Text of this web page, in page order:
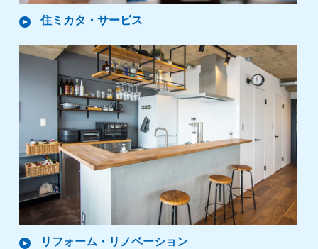
住ミカタ・サービス
リフォーム・ リノベーション